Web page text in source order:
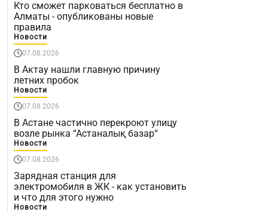
Кто сможет парковаться бесплатно в
Алматы - опубликованы новые
правила
Новости
07.08.2026
В Актау нашли главную причину
летних пробок
Новости
07.08.2026
В Астане частично перекроют улицу
возле рынка “Астаналық базар“
Новости
07.08.2026
Зарядная станция для
электромобиля в ЖК - как установить
и что для этого нужно
Новости